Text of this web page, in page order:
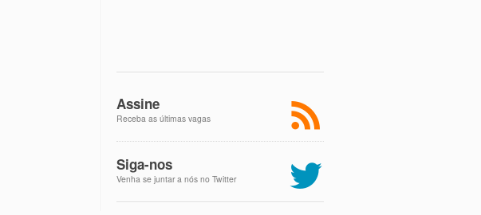
Assine
Receba as últimas vagas
Siga-nos
Venha se juntar a nós no Twitter